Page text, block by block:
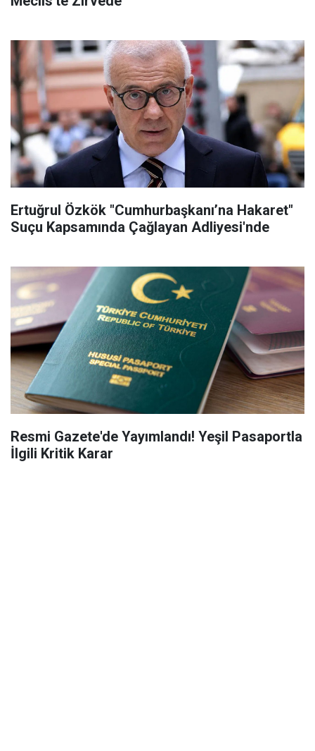
Ertuğrul Özkök "Cumhurbaşkanı’na Hakaret"
Suçu Kapsamında Çağlayan Adliyesi'nde
Resmi Gazete'de Yayımlandı! Yeşil Pasaportla
İlgili Kritik Karar